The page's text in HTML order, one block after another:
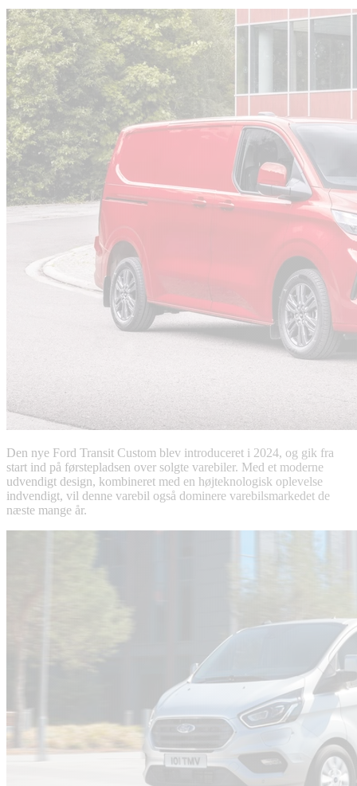
Den nye Ford Transit Custom blev introduceret i 2024, og gik fra
start ind på førstepladsen over solgte varebiler. Med et moderne
udvendigt design, kombineret med en højteknologisk oplevelse
indvendigt, vil denne varebil også dominere varebilsmarkedet de
næste mange år.